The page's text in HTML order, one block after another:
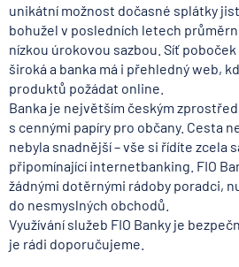
unikátní možnost dočasné splátky
bohužel v posledních letech
nízkou úrokovou sazbou. Síť
široká a banka má i přehledný web,
produktů požádat online.
Banka je největším českým
s cennými papíry pro občany. Cesta
nebyla snadnější – vše si řídíte zcela
připomínající internetbanking. FIO
žádnými dotěrnými rádoby poradci,
do nesmyslných obchodů.
Využívání služeb FIO Banky je
je rádi doporučujeme.